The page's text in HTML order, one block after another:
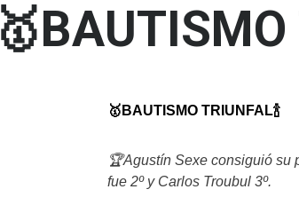
🥇BAUTISMO
🥇BAUTISMO TRIUNFAL🍾
🏆Agustín Sexe consiguió su
fue 2º y Carlos Troubul 3º.